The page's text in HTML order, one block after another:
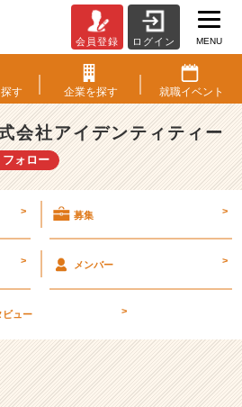
会員登録 ログイン MENU
探す 企業を探す 就職イベント
会社アイデンティティー
フォロー
> 募集 >
> メンバー >
ビュー >